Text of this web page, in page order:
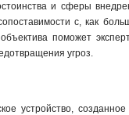
и сферы
с, как
поможет
угроз.
устройство,